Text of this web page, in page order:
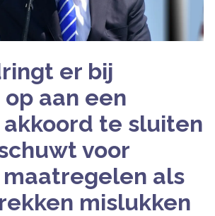
er bij
aan een
te sluiten
voor
als
mislukken